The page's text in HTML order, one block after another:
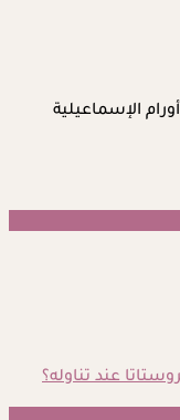
الإسماعيلية
عند تناوله؟